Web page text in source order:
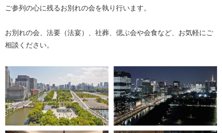
ご参列の心に残るお別れの会を執り行います。
お別れの会、法要（法宴）、社葬、偲ぶ会や会食など、お気軽にご
相談ください。